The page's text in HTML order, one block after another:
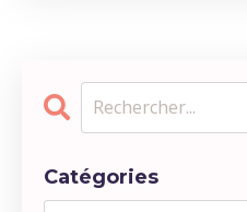
Catégories